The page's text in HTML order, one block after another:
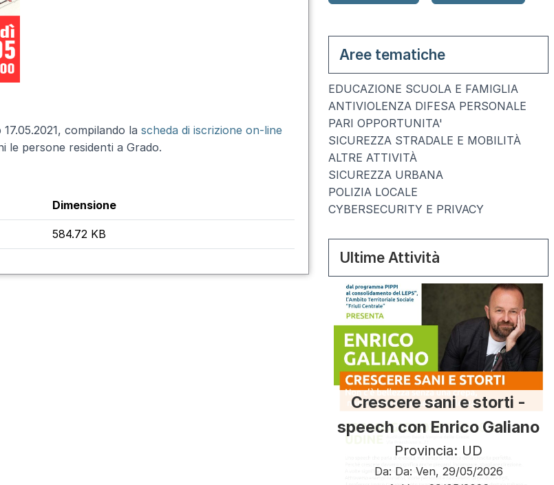
compilando la scheda di iscrizione on-line
le persone residenti a Grado.
Dimensione
584.72 KB
Aree tematiche
EDUCAZIONE SCUOLA E FAMIGLIA
ANTIVIOLENZA DIFESA PERSONALE
PARI OPPORTUNITA'
SICUREZZA STRADALE E MOBILITÀ
ALTRE ATTIVITÀ
SICUREZZA URBANA
POLIZIA LOCALE
CYBERSECURITY E PRIVACY
Ultime Attività
Crescere sani e storti -
speech con Enrico Galiano
Provincia: UD
Da: Da: Ven, 29/05/2026